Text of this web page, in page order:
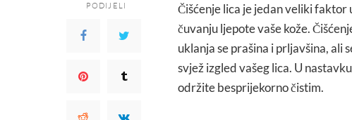
PODIJELI
Čišćenje lica je jedan veliki faktor
čuvanju ljepote vaše kože.
uklanja se prašina i prljavšina, ali
svjež izgled vašeg lica. U
održite besprijekorno čistim.